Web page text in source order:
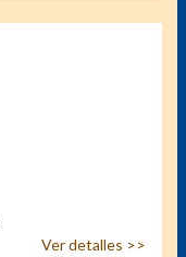
Ver detalles >>